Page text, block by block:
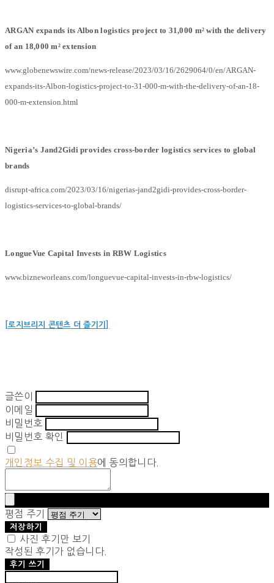
ARGAN expands its Albon logistics project to 31,000 m² with the delivery
of an 18,000 m² extension
www.globenewswire.com/news-release/2023/03/16/2629064/0/en/ARGAN-
expands-its-Albon-logistics-project-to-31-000-m-with-the-delivery-of-an-18-
000-m-extension.html
Nigeria’s Jand2Gidi provides cross-border logistics services to global
brands
disrupt-africa.com/2023/03/16/nigerias-jand2gidi-provides-cross-border-
logistics-services-to-global-brands/
LongueVue Capital Invests in RBW Logistics
www.bizneworleans.com/longuevue-capital-invests-in-rbw-logistics/
[로지브리지 콘텐츠 더 즐기기]
글쓴이
이메일
비밀번호
비밀번호 확인
개인정보 수집 및 이용에 동의합니다.
평점 주기
저장하기
사진 후기만 보기
작성된 후기가 없습니다.
후기 쓰기